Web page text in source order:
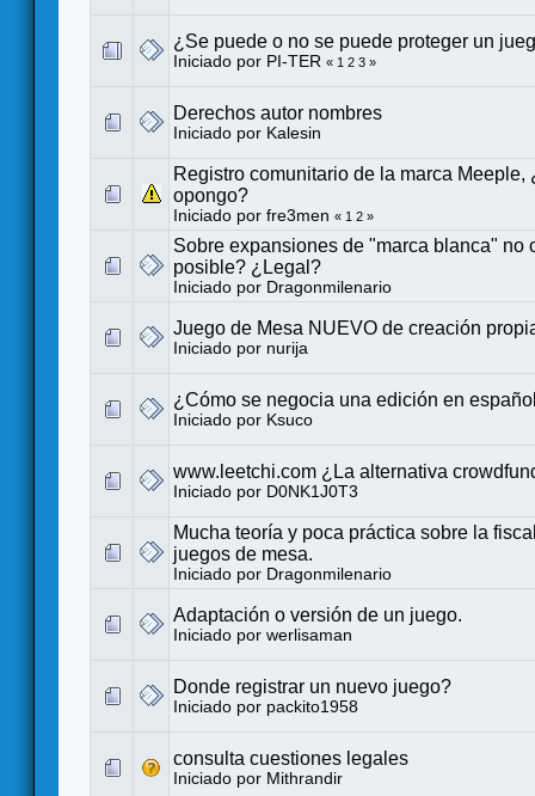
¿Se puede o no se puede proteger un
Iniciado por PI-TER « 1 2 3 »
Derechos autor nombres
Iniciado por Kalesin
Registro comunitario de la marca Meeple,
opongo?
Iniciado por fre3men « 1 2 »
Sobre expansiones de "marca blanca" no
posible? ¿Legal?
Iniciado por Dragonmilenario
Juego de Mesa NUEVO de creación
Iniciado por nurija
¿Cómo se negocia una edición en
Iniciado por Ksuco
www.leetchi.com ¿La alternativa
Iniciado por D0NK1J0T3
Mucha teoría y poca práctica sobre la
juegos de mesa.
Iniciado por Dragonmilenario
Adaptación o versión de un juego.
Iniciado por werlisaman
Donde registrar un nuevo juego?
Iniciado por packito1958
consulta cuestiones legales
Iniciado por Mithrandir